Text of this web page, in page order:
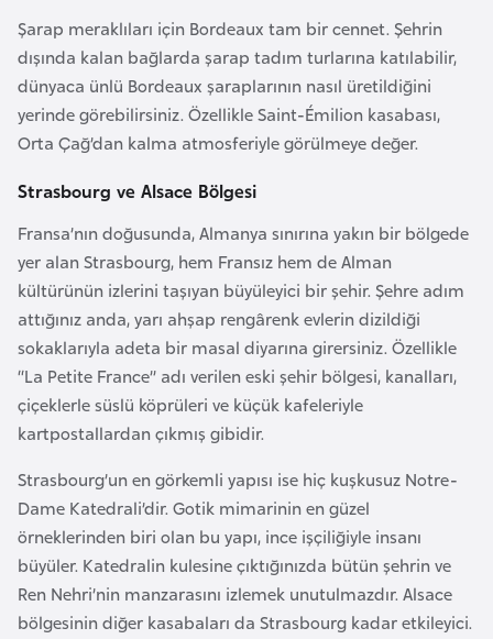
Şarap meraklıları için Bordeaux tam bir cennet. Şehrin
dışında kalan bağlarda şarap tadım turlarına katılabilir,
dünyaca ünlü Bordeaux şaraplarının nasıl üretildiğini
yerinde görebilirsiniz. Özellikle Saint-Émilion kasabası,
Orta Çağ’dan kalma atmosferiyle görülmeye değer.
Strasbourg ve Alsace Bölgesi
Fransa’nın doğusunda, Almanya sınırına yakın bir bölgede
yer alan Strasbourg, hem Fransız hem de Alman
kültürünün izlerini taşıyan büyüleyici bir şehir. Şehre adım
attığınız anda, yarı ahşap rengârenk evlerin dizildiği
sokaklarıyla adeta bir masal diyarına girersiniz. Özellikle
“La Petite France” adı verilen eski şehir bölgesi, kanalları,
çiçeklerle süslü köprüleri ve küçük kafeleriyle
kartpostallardan çıkmış gibidir.
Strasbourg’un en görkemli yapısı ise hiç kuşkusuz Notre-
Dame Katedrali’dir. Gotik mimarinin en güzel
örneklerinden biri olan bu yapı, ince işçiliğiyle insanı
büyüler. Katedralin kulesine çıktığınızda bütün şehrin ve
Ren Nehri’nin manzarasını izlemek unutulmazdır. Alsace
bölgesinin diğer kasabaları da Strasbourg kadar etkileyici.
t
i
Ç
n
D
a
n
i
m
a
r
a
D
e
m